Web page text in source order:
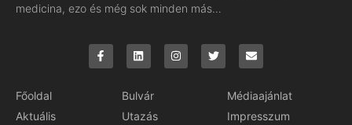
medicina, ezo és még sok minden más…
Főoldal
Aktuális
Bulvár
Utazás
Médiaajánlat
Impresszum